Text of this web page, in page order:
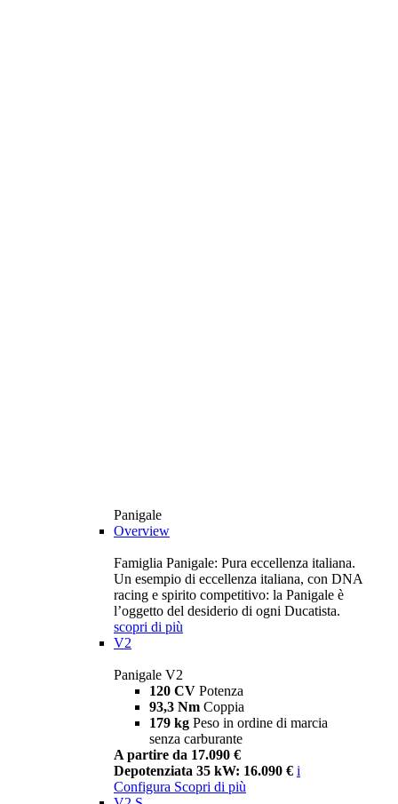
Panigale
Overview
Famiglia Panigale: Pura eccellenza italiana.
Un esempio di eccellenza italiana, con DNA
racing e spirito competitivo: la Panigale è
l’oggetto del desiderio di ogni Ducatista.
scopri di più
V2
Panigale V2
120 CV Potenza
93,3 Nm Coppia
179 kg Peso in ordine di marcia
senza carburante
A partire da 17.090 €
Depotenziata 35 kW: 16.090 € i
Configura Scopri di più